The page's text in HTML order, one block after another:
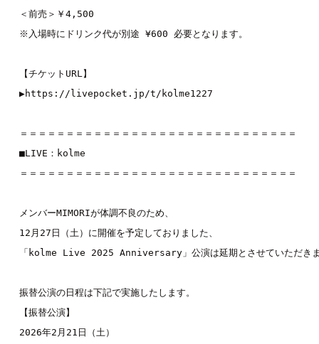
＜前売＞￥4,500
※入場時にドリンク代が別途 ¥600 必要となります。
【チケットURL】
▶https://livepocket.jp/t/kolme1227
＝＝＝＝＝＝＝＝＝＝＝＝＝＝＝＝＝＝＝＝＝＝＝＝＝＝＝＝＝＝
■LIVE： kolme
＝＝＝＝＝＝＝＝＝＝＝＝＝＝＝＝＝＝＝＝＝＝＝＝＝＝＝＝＝＝
メンバーMIMORIが体調不良のため、
12月27日（土）に開催を予定しておりました、
「kolme Live 2025 Anniversary」公演は延期とさせていただき
振替公演の日程は下記で実施したします。
【振替公演】
2026年2月21日（土）